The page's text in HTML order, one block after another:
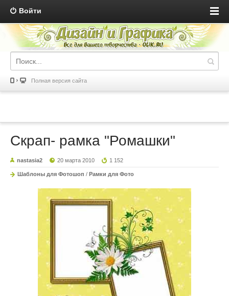
Войти
Полная версия сайта
Скрап- рамка "Ромашки"
nastasia2 20 марта 2010 1 152
Шаблоны для Фотошоп / Рамки для Фото